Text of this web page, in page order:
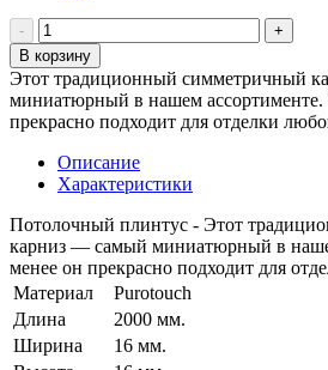
В корзину
Этот традиционный симметричный
миниатюрный в нашем ассортименте.
прекрасно подходит для отделки
Описание
Характеристики
Потолочный плинтус - Этот
карниз — самый миниатюрный в
менее он прекрасно подходит для
Материал
Purotouch
Длина
2000 мм.
Ширина
16 мм.